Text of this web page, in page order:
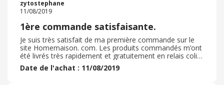
sans problèmes
zytostephane
11/08/2019
1ère commande satisfaisante.
Je suis très satisfait de ma première commande sur le
site Homemaison. com. Les produits commandés m’ont
été livrés très rapidement et gratuitement en relais colis
« Mondial Relay ». Le prix des 8 coussins de fauteuil
outdoor colorée anis était correct en comparaison de
Date de l'achat : 11/08/2019